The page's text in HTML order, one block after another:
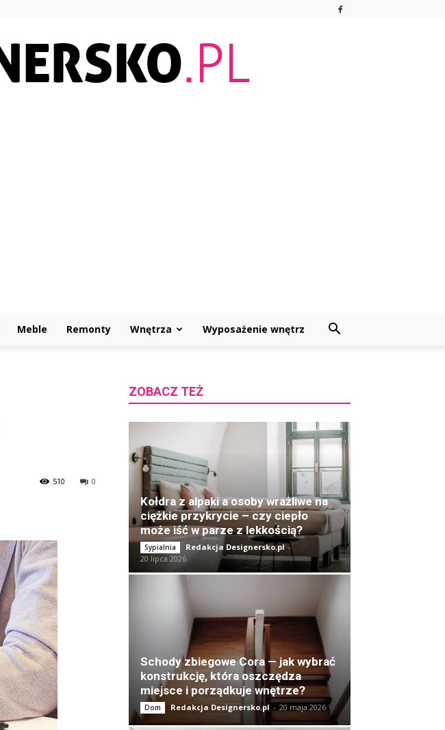
Meble Remonty Wnętrza Wyposażenie wnętrz
0
510
ZOBACZ TEŻ
Kołdra z alpaki a osoby wrażliwe na
ciężkie przykrycie – czy ciepło
może iść w parze z lekkością?
Sypialnia Redakcja Designersko.pl -
20 lipca 2026
Schody zbiegowe Cora — jak wybrać
konstrukcję, która oszczędza
miejsce i porządkuje wnętrze?
Dom Redakcja Designersko.pl - 20 maja 2026